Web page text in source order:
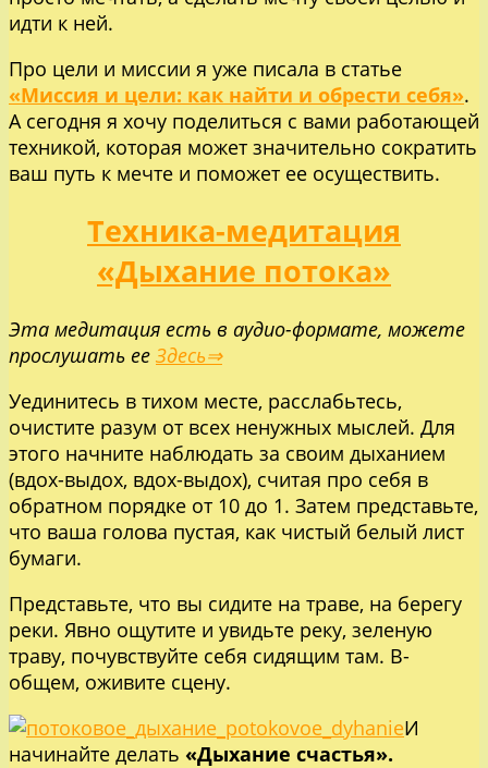
идти к ней.
Про цели и миссии я уже писала в статье
«Миссия и цели: как найти и обрести себя».
А сегодня я хочу поделиться с вами работающей
техникой, которая может значительно сократить
ваш путь к мечте и поможет ее осуществить.
Техника-медитация
«Дыхание потока»
Эта медитация есть в аудио-формате, можете
прослушать ее Здесь⇒
Уединитесь в тихом месте, расслабьтесь,
очистите разум от всех ненужных мыслей. Для
этого начните наблюдать за своим дыханием
(вдох-выдох, вдох-выдох), считая про себя в
обратном порядке от 10 до 1. Затем представьте,
что ваша голова пустая, как чистый белый лист
бумаги.
Представьте, что вы сидите на траве, на берегу
реки. Явно ощутите и увидьте реку, зеленую
траву, почувствуйте себя сидящим там. В-
общем, оживите сцену.
И
начинайте делать «Дыхание счастья».